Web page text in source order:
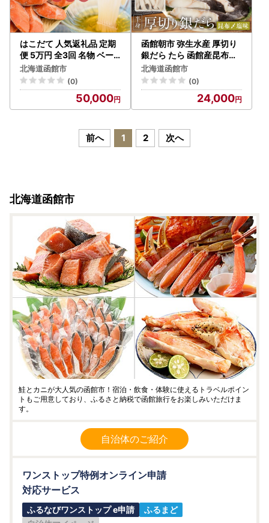
はこだて 人気返礼品 定期
便 5万円 全3回 名物 ベー
シックコース 函館名物 い
かそーめん いかそうめん
いか刺し 新鮮 生ずわいが
に食べ応え 抜群 紅鮭 切り
身 厚切り 皮まで 美味しい
函館市 送料無料_HS001-
北海道函館市
(0)
50,000
函館朝市 弥生水産 厚切り
銀だら たら 函館産昆布〆
自家製塩だれ 半身 冷凍 肉
厚 濃厚 食べ応え 皮まで食
べられる 魚 魚介 焼き魚 焼
くだけ お手軽 朝食 弁当 お
かず 酒の肴 おつまみ 北海
せグルメ_HD032-015
北海道函館市
(0)
24,000
前へ 1 2 次へ
北海道函館市
鮭とカニが大人気の函館市！宿泊・飲食・体験に使えるトラベルポイン
トもご用意しており、ふるさと納税で函館旅行をお楽しみいただけま
す。
自治体のご紹介
ワンストップ特例オンライン申請
対応サービス
ふるなびワンストップ e申請
ふるまど